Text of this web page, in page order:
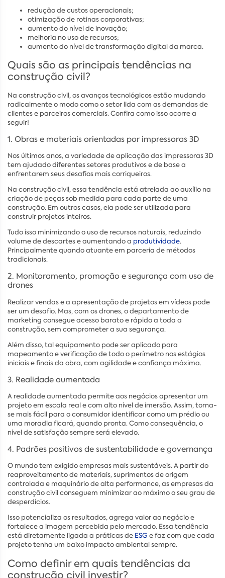
redução de custos operacionais;
otimização de rotinas corporativas;
aumento do nível de inovação;
melhoria no uso de recursos;
aumento do nível de transformação digital da marca.
Quais são as principais tendências na
construção civil?
Na construção civil, os avanços tecnológicos estão mudando
radicalmente o modo como o setor lida com as demandas de
clientes e parceiros comerciais. Confira como isso ocorre a
seguir!
1. Obras e materiais orientadas por impressoras 3D
Nos últimos anos, a variedade de aplicação das impressoras 3D
tem ajudado diferentes setores produtivos e de base a
enfrentarem seus desafios mais corriqueiros.
Na construção civil, essa tendência está atrelada ao auxílio na
criação de peças sob medida para cada parte de uma
construção. Em outros casos, ela pode ser utilizada para
construir projetos inteiros.
Tudo isso minimizando o uso de recursos naturais, reduzindo
volume de descartes e aumentando a produtividade.
Principalmente quando atuante em parceria de métodos
tradicionais.
2. Monitoramento, promoção e segurança com uso de
drones
Realizar vendas e a apresentação de projetos em vídeos pode
ser um desafio. Mas, com os drones, o departamento de
marketing consegue acesso barato e rápido a toda a
construção, sem comprometer a sua segurança.
Além disso, tal equipamento pode ser aplicado para
mapeamento e verificação de todo o perímetro nos estágios
iniciais e finais da obra, com agilidade e confiança máxima.
3. Realidade aumentada
A realidade aumentada permite aos negócios apresentar um
projeto em escala real e com alto nível de imersão. Assim, torna-
se mais fácil para o consumidor identificar como um prédio ou
uma moradia ficará, quando pronta. Como consequência, o
nível de satisfação sempre será elevado.
4. Padrões positivos de sustentabilidade e governança
O mundo tem exigido empresas mais sustentáveis. A partir do
reaproveitamento de materiais, suprimentos de origem
controlada e maquinário de alta performance, as empresas da
construção civil conseguem minimizar ao máximo o seu grau de
desperdícios.
Isso potencializa os resultados, agrega valor ao negócio e
fortalece a imagem percebida pelo mercado. Essa tendência
está diretamente ligada a práticas de ESG e faz com que cada
projeto tenha um baixo impacto ambiental sempre.
Como definir em quais tendências da
construção civil investir?